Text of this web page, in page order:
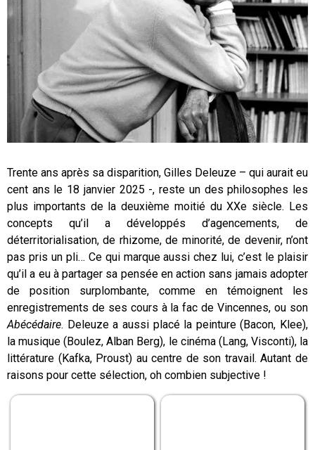
Trente ans après sa disparition, Gilles Deleuze – qui aurait eu
cent ans le 18 janvier 2025 -, reste un des philosophes les
plus importants de la deuxième moitié du XXe siècle. Les
concepts qu’il a développés d’agencements, de
déterritorialisation, de rhizome, de minorité, de devenir, n’ont
pas pris un pli… Ce qui marque aussi chez lui, c’est le plaisir
qu’il a eu à partager sa pensée en action sans jamais adopter
de position surplombante, comme en témoignent les
enregistrements de ses cours à la fac de Vincennes, ou son
Abécédaire. Deleuze a aussi placé la peinture (Bacon, Klee),
la musique (Boulez, Alban Berg), le cinéma (Lang, Visconti), la
littérature (Kafka, Proust) au centre de son travail. Autant de
raisons pour cette sélection, oh combien subjective !